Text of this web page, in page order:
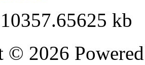
kb
© 2026